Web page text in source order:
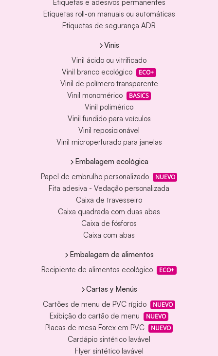
Etiquetas e adesivos permanentes
Etiquetas roll-on manuais ou automáticas
Etiquetas de segurança ADR
Vinis
Vinil ácido ou vitrificado
Vinil branco ecológico
ECO+
Vinil de polímero transparente
Vinil monomérico
BASICS
Vinil polimérico
Vinil fundido para veículos
Vinil reposicionável
Vinil microperfurado para janelas
Embalagem ecológica
Papel de embrulho personalizado
NUEVO
Fita adesiva - Vedação personalizada
Caixa de travesseiro
Caixa quadrada com duas abas
Caixa de fósforos
Caixa com abas
Embalagem de alimentos
Recipiente de alimentos ecológico
ECO+
Cartas y Menús
Cartões de menu de PVC rígido
NUEVO
Exibição do cartão de menu NUEVO
Placas de mesa Forex em PVC NUEVO
Cardápio sintético lavável
Flyer sintético lavável